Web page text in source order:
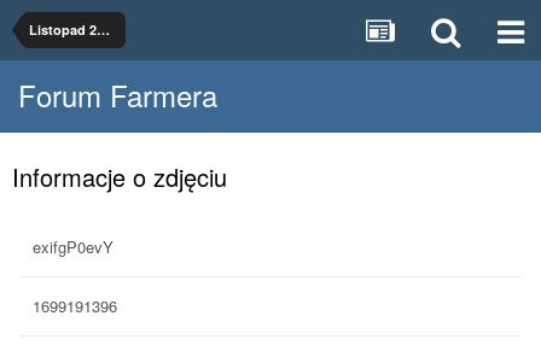
Listopad 2023
Forum Farmera
Informacje o zdjęciu
exifgP0evY
1699191396